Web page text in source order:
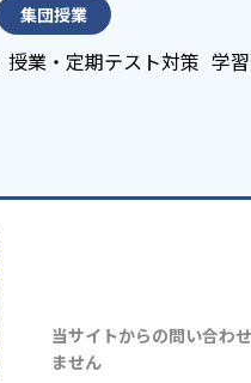
集団授業
授業・定期テスト対策 学
当サイトからの問い合わ
ません